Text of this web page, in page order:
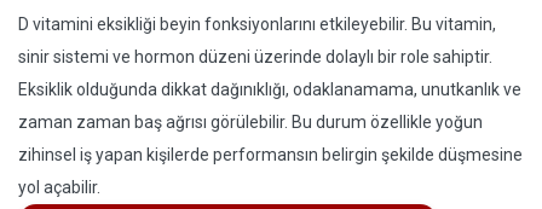
D vitamini eksikliği beyin fonksiyonlarını etkileyebilir. Bu vitamin,
sinir sistemi ve hormon düzeni üzerinde dolaylı bir role sahiptir.
Eksiklik olduğunda dikkat dağınıklığı, odaklanamama, unutkanlık ve
zaman zaman baş ağrısı görülebilir. Bu durum özellikle yoğun
zihinsel iş yapan kişilerde performansın belirgin şekilde düşmesine
yol açabilir.